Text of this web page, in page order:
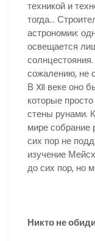
техникой и
тогда…
астрономии:
освещается
сожалению, не
В XII веке оно
которые
стены рунами.
мире собрание
сих пор не
изучение
до сих пор, но
Никто не